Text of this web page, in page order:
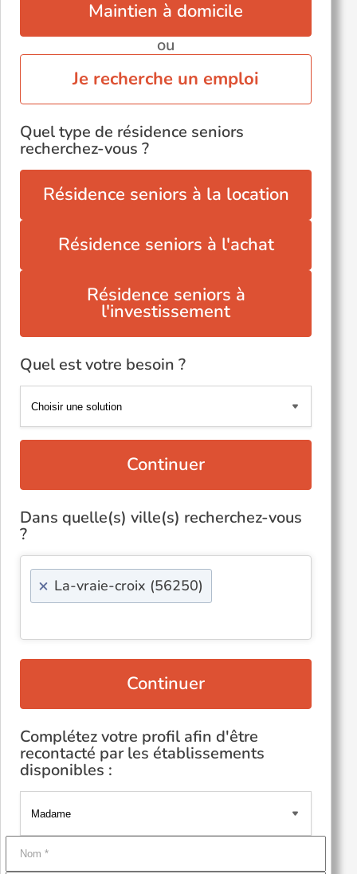
Maintien à domicile
ou
Je recherche un emploi
Quel type de résidence seniors
recherchez-vous ?
Résidence seniors à la location
Résidence seniors à l'achat
Résidence seniors à
l'investissement
Quel est votre besoin ?
Continuer
Dans quelle(s) ville(s) recherchez-vous
?
× La-vraie-croix (56250)
Continuer
Complétez votre profil afin d'être
recontacté par les établissements
disponibles :